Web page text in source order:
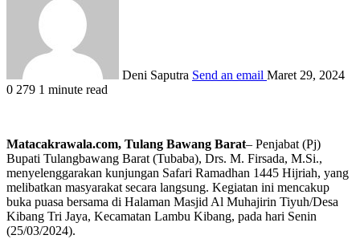
Deni Saputra Send an email Maret 29, 2024
0 279 1 minute read
Matacakrawala.com, Tulang Bawang Barat– Penjabat (Pj)
Bupati Tulangbawang Barat (Tubaba), Drs. M. Firsada, M.Si.,
menyelenggarakan kunjungan Safari Ramadhan 1445 Hijriah, yang
melibatkan masyarakat secara langsung. Kegiatan ini mencakup
buka puasa bersama di Halaman Masjid Al Muhajirin Tiyuh/Desa
Kibang Tri Jaya, Kecamatan Lambu Kibang, pada hari Senin
(25/03/2024).